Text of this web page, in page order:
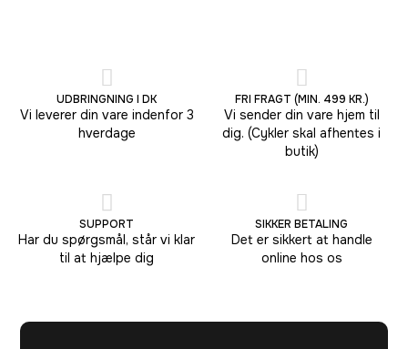
UDBRINGNING I DK
Vi leverer din vare indenfor 3
hverdage
FRI FRAGT (MIN. 499 KR.)
Vi sender din vare hjem til
dig. (Cykler skal afhentes i
butik)
SUPPORT
Har du spørgsmål, står vi klar
til at hjælpe dig
SIKKER BETALING
Det er sikkert at handle
online hos os